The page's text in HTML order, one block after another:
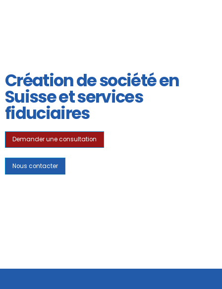
Création de société en
Suisse et services
fiduciaires
Demander une consultation
Nous contacter